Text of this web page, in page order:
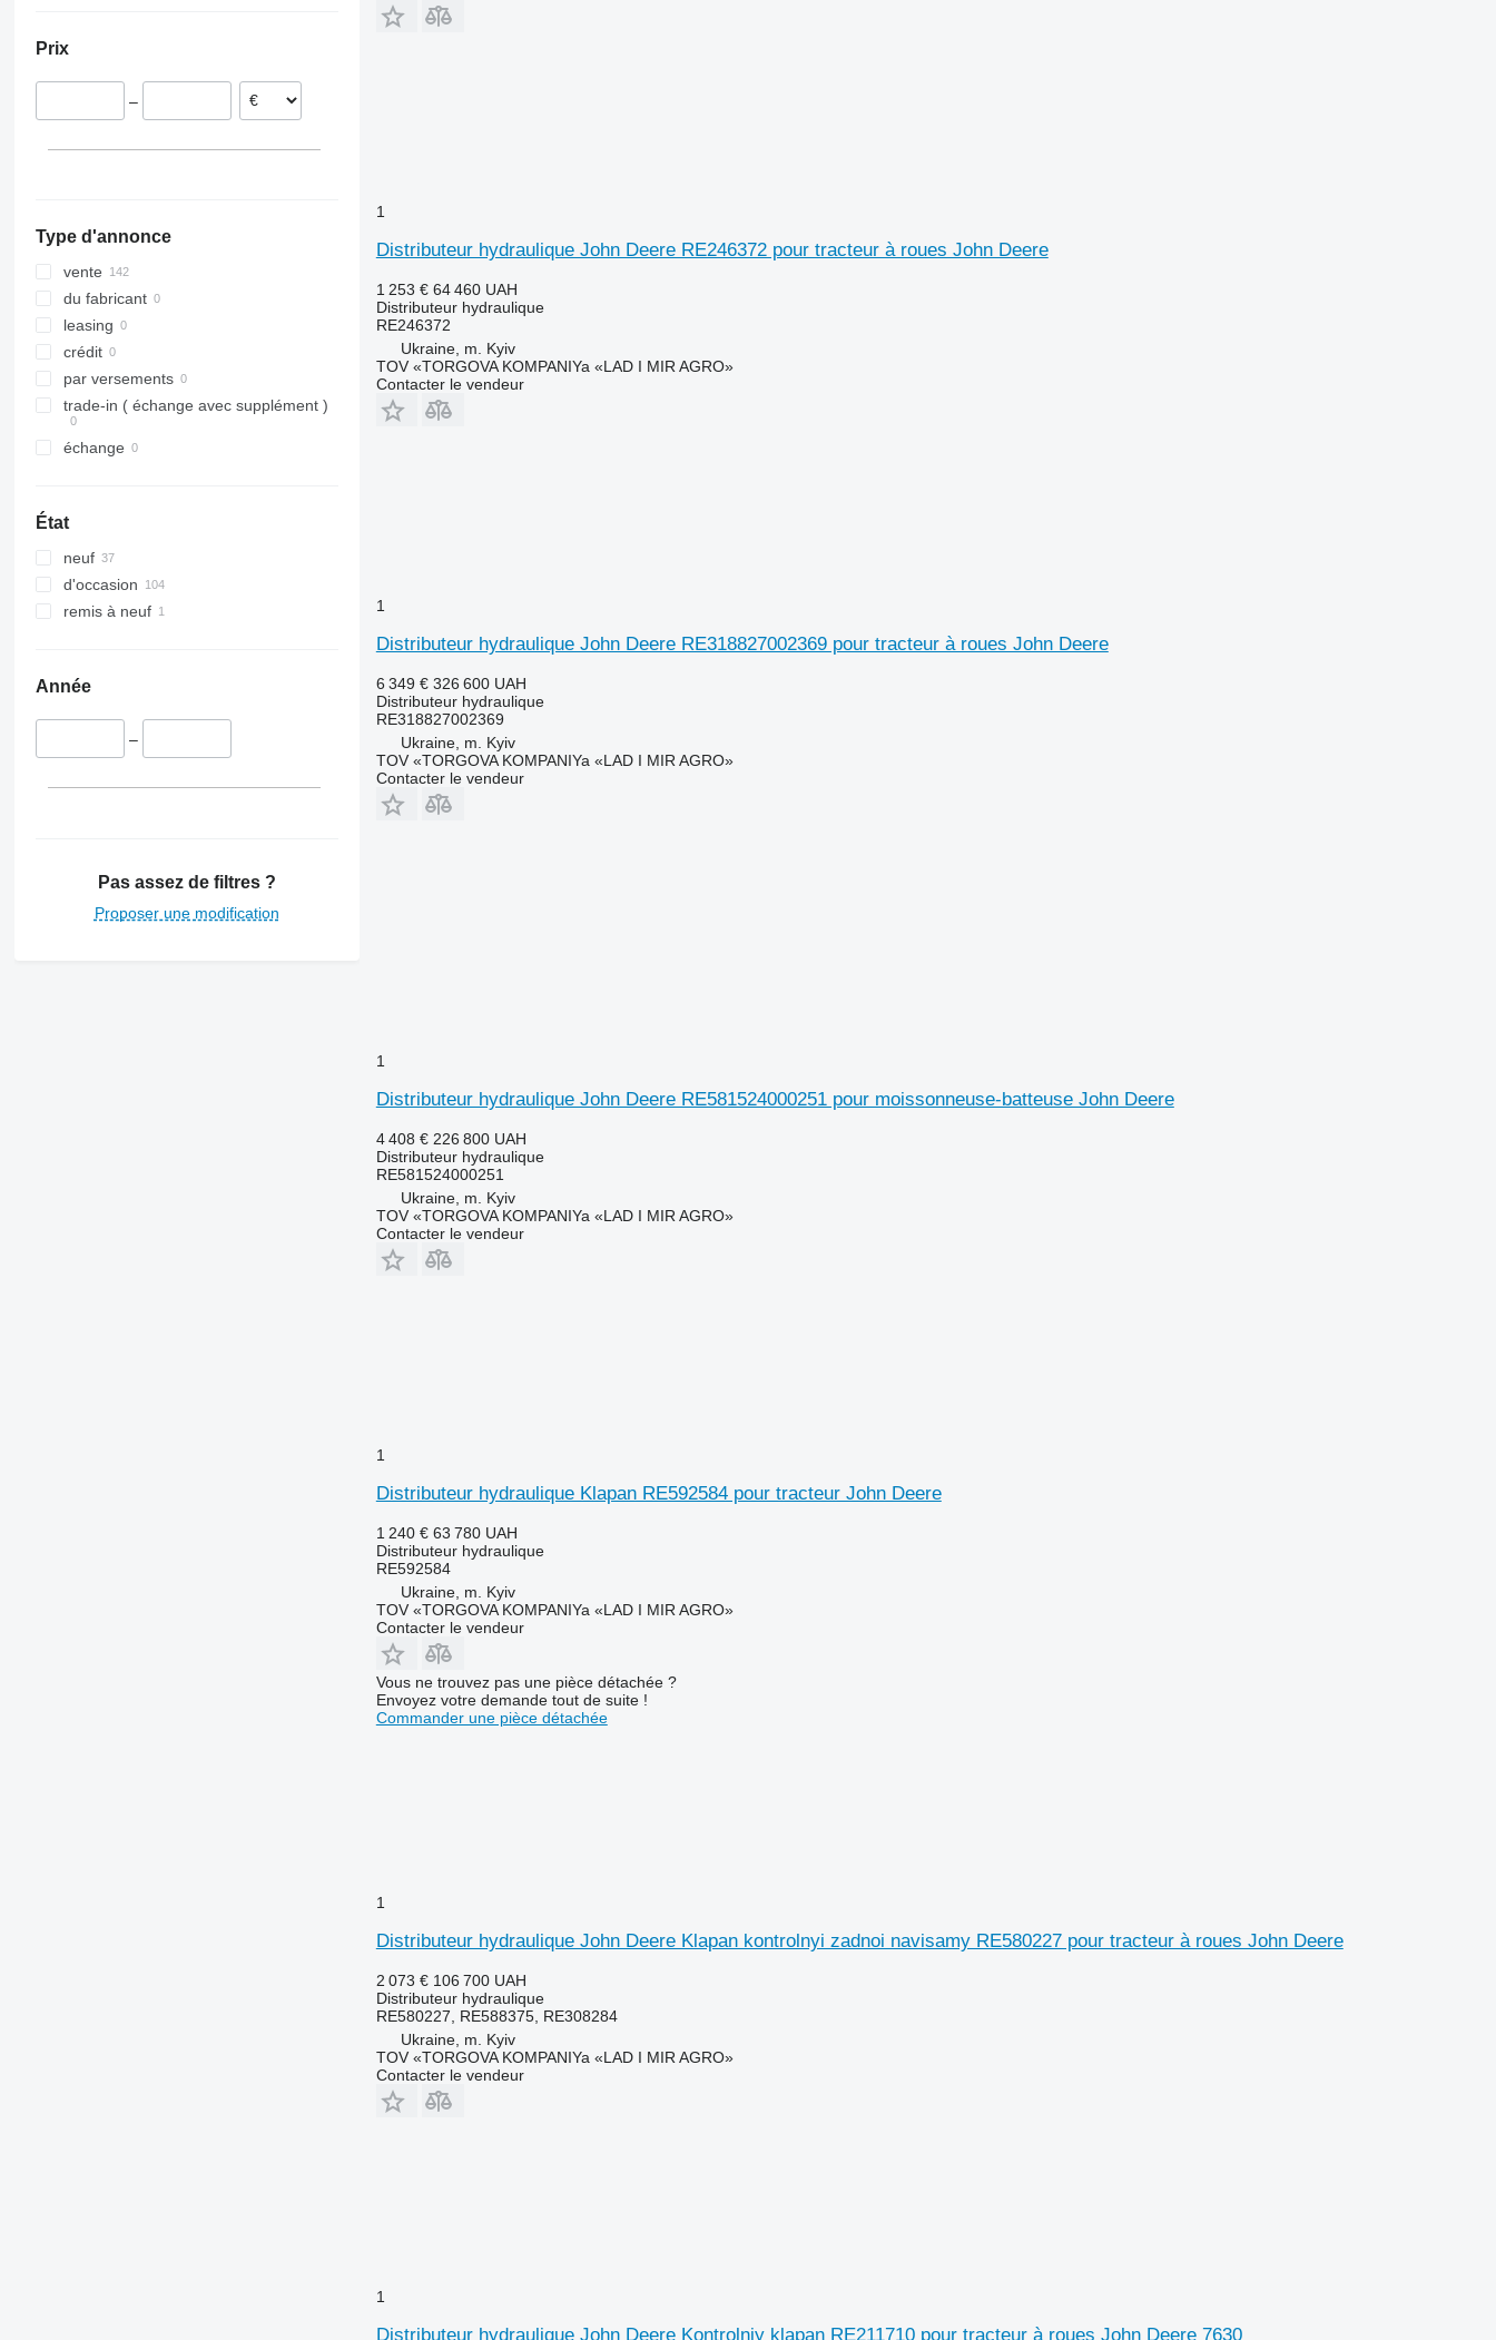
9780
S-series
Allemagne
Prix
–
Type d'annonce
vente
du fabricant
leasing
crédit
par versements
trade-in ( échange avec supplément )
échange
État
neuf
d'occasion
remis à neuf
Année
–
Pas assez de filtres ?
Proposer une modification
1
Distributeur hydraulique John Deere RE246372 pour tracteur à roues John Deere
1 253 € 64 460 UAH
Distributeur hydraulique
RE246372
Ukraine, m. Kyiv
TOV «TORGOVA KOMPANIYa «LAD I MIR AGRO»
Contacter le vendeur
1
Distributeur hydraulique John Deere RE318827002369 pour tracteur à roues John Deere
6 349 € 326 600 UAH
Distributeur hydraulique
RE318827002369
Ukraine, m. Kyiv
TOV «TORGOVA KOMPANIYa «LAD I MIR AGRO»
Contacter le vendeur
1
Distributeur hydraulique John Deere RE581524000251 pour moissonneuse-batteuse John Deere
4 408 € 226 800 UAH
Distributeur hydraulique
RE581524000251
Ukraine, m. Kyiv
TOV «TORGOVA KOMPANIYa «LAD I MIR AGRO»
Contacter le vendeur
1
Distributeur hydraulique Klapan RE592584 pour tracteur John Deere
1 240 € 63 780 UAH
Distributeur hydraulique
RE592584
Ukraine, m. Kyiv
TOV «TORGOVA KOMPANIYa «LAD I MIR AGRO»
Contacter le vendeur
Vous ne trouvez pas une pièce détachée ?
Envoyez votre demande tout de suite !
Commander une pièce détachée
1
Distributeur hydraulique John Deere Klapan kontrolnyi zadnoi navisamy RE580227 pour tracteur à roues John Deere
2 073 € 106 700 UAH
Distributeur hydraulique
RE580227, RE588375, RE308284
Ukraine, m. Kyiv
TOV «TORGOVA KOMPANIYa «LAD I MIR AGRO»
Contacter le vendeur
1
Distributeur hydraulique John Deere Kontrolniy klapan RE211710 pour tracteur à roues John Deere 7630